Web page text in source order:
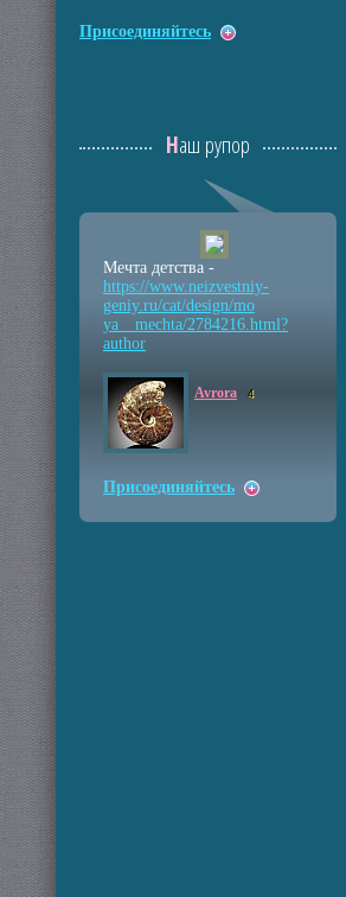
Присоединяйтесь
Наш рупор
Мечта детства -
https://www.neizvestniy-
geniy.ru/cat/design/mo
ya__mechta/2784216.html?
author
Avrora 4
Присоединяйтесь